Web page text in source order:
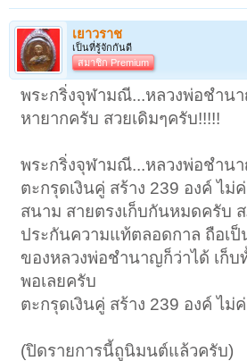
เยาวราช
เป็นที่รู้จักกันดี
สมาชิก Premium
พระกริ่งจุฬามณี...หลวงพ่อชำน
หายากครับ สวยเดิมๆครับ!!!!!
พระกริ่งจุฬามณี...หลวงพ่อชำน
ตะกรุดเงินคู่ สร้าง 239 องค์ ไม่
สนาม สายตรงเก็บกันหมดครับ
ประกันความแท้ตลอดกาล ถือเป็
ของหลวงพ่อชำนาญก็ว่าได้ เก็บ
พอเลยครับ
ตะกรุดเงินคู่ สร้าง 239 องค์ ไ
(ปิดรายการนี้ถูนิมนต์แล้วครับ)